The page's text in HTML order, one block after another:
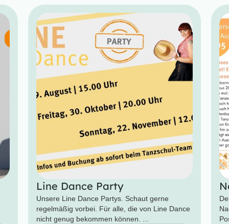
Line Dance Party
Unsere Line Dance Partys. Schaut gerne
regelmäßig vorbei. Für alle, die von Line Dance
nicht genug bekommen können. ...